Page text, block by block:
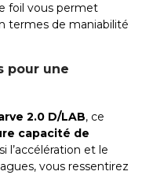
foil vous permet
termes de maniabilité
pour une
2.0 D/LAB, ce
capacité de
l’accélération et le
vous ressentirez